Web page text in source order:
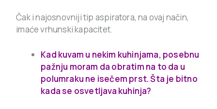
Čak i najosnovniji tip aspiratora, na ovaj način,
imaće vrhunski kapacitet.
Kad kuvam u nekim kuhinjama, posebnu
pažnju moram da obratim na to da u
polumraku ne isečem prst. Šta je bitno
kada se osvetljava kuhinja?